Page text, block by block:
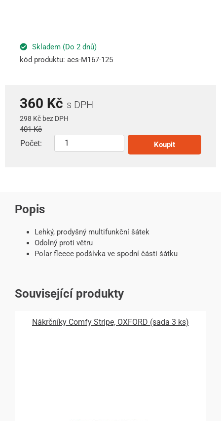
Skladem (Do 2 dnů)
kód produktu: acs-M167-125
360 Kč s DPH
298 Kč bez DPH
401 Kč
Počet: Koupit
Popis
Lehký, prodyšný multifunkční šátek
Odolný proti větru
Polar fleece podšívka ve spodní části šátku
Související produkty
Nákrčníky Comfy Stripe, OXFORD (sada 3 ks)